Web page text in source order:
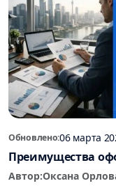
Обновлено:06 марта
Преимущества
Автор:Оксана